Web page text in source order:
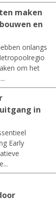
maken
en
onlangs
om het
in
Early